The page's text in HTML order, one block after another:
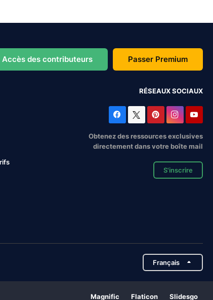
Accès des contributeurs Passer Premium
RÉSEAUX SOCIAUX
Obtenez des ressources exclusives
directement dans votre boîte mail
S'inscrire
Français
Magnific Flaticon Slidesgo